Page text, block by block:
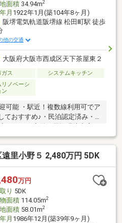
面積34.94m2
月 1922年1月(築104年8ヶ月)
阪堺電気軌道阪堺線 松田町駅 徒歩
他の交通
大阪府大阪市西成区天下茶屋東２
ガス システムキッチン
リノベーシ
ン
能 ・駅近！複数線利用可でア
ておすすめ♪・民泊認定済み・
◇交渉は全力です◆‐多忙なお客
致します‐◆「とりあえず見た
」「他社の物件もまとめて見て
「しっかり交渉してほしい」
連絡下さいませ。
里小野５ 2,480万円 5DK
万円
り 5DK
面積114.05m2
面積58.01m2
月 1986年12月(築39年9ヶ月)